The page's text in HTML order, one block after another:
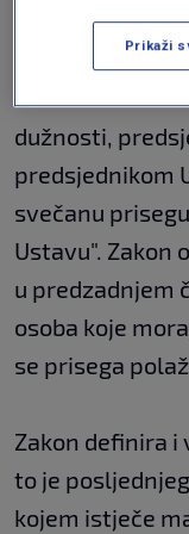
položi prisegu.
Članak 34.
dužnosti,
predsjednikom
svečanu
Ustavu". Zakon
u predzadnjem
osoba koje
se prisega
Zakon definira i
to je
kojem istječe
Prikaži